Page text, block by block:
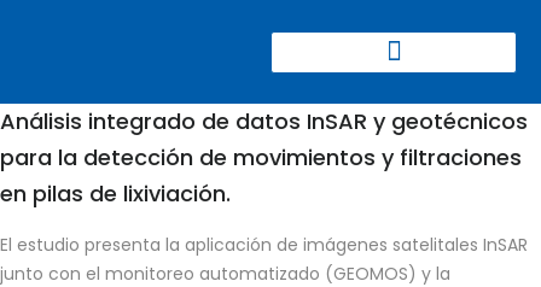
Análisis integrado de datos InSAR y geotécnicos
para la detección de movimientos y filtraciones
en pilas de lixiviación.
El estudio presenta la aplicación de imágenes satelitales InSAR
junto con el monitoreo automatizado (GEOMOS) y la